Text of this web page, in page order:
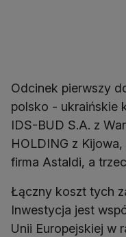
Odcinek pierwszy
polsko - ukraińskie
IDS-BUD S.A. z
HOLDING z
firma Astaldi, a
Łączny koszt tych
Inwestycja jest
Unii Europejskiej w